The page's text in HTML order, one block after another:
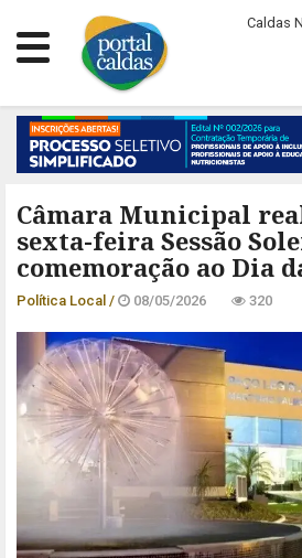
Caldas
Câmara Municipal
sexta-feira Sessão
comemoração ao Dia
Política Local / 08/05/2026 320